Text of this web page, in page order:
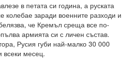
в петата си година, а руската
колебае заради военните разходи и
че Кремъл среща все по-
армията си с личен състав.
Русия губи най-малко 30 000
всеки месец.